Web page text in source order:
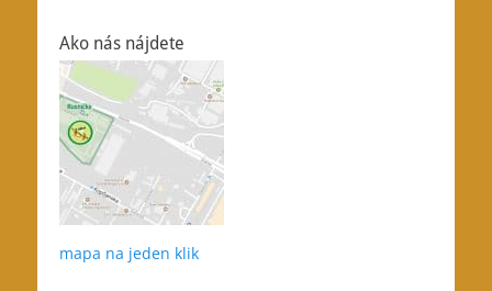
Ako nás nájdete
mapa na jeden klik